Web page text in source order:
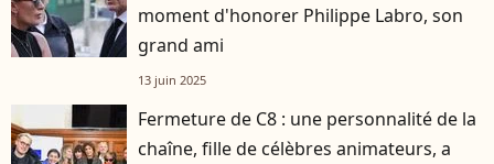
moment d'honorer Philippe Labro, son
grand ami
13 juin 2025
Fermeture de C8 : une personnalité de la
chaîne, fille de célèbres animateurs, a